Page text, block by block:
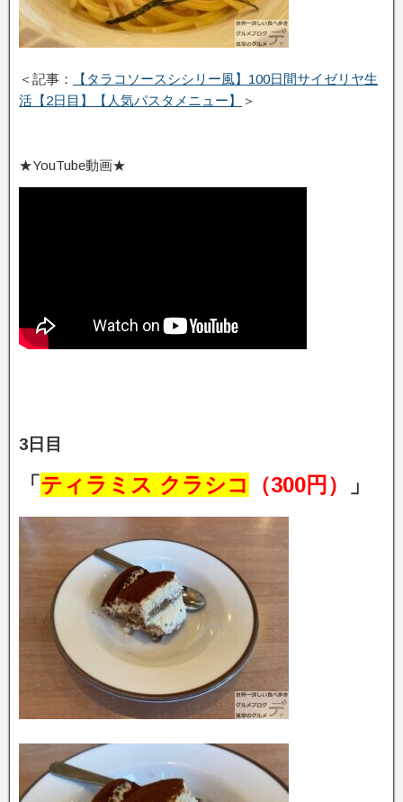
＜記事：
【タラコソースシシリー風】100日間サイゼリヤ生
活【2日目】【人気パスタメニュー】
＞
★YouTube動画★
3日目
「 ティラミス クラシコ （300円） 」